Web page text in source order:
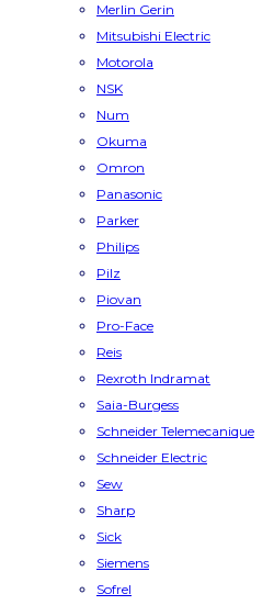
Merlin Gerin
Mitsubishi Electric
Motorola
NSK
Num
Okuma
Omron
Panasonic
Parker
Philips
Pilz
Piovan
Pro-Face
Reis
Rexroth Indramat
Saia-Burgess
Schneider Telemecanique
Schneider Electric
Sew
Sharp
Sick
Siemens
Sofrel